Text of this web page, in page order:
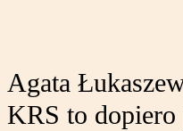
Agata
KRS to